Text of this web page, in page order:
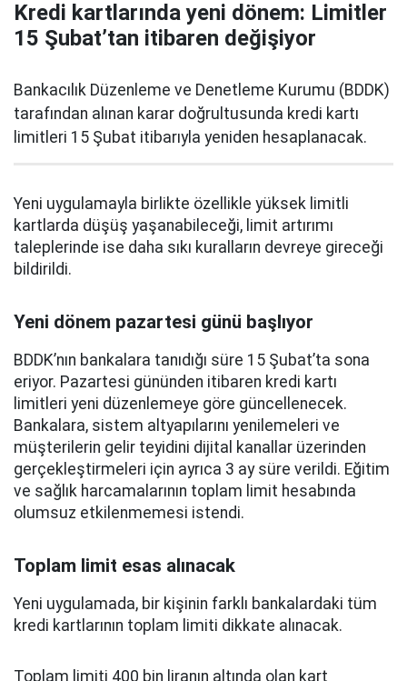
Kredi kartlarında yeni dönem: Limitler
15 Şubat’tan itibaren değişiyor
Bankacılık Düzenleme ve Denetleme Kurumu (BDDK)
tarafından alınan karar doğrultusunda kredi kartı
limitleri 15 Şubat itibarıyla yeniden hesaplanacak.
Yeni uygulamayla birlikte özellikle yüksek limitli
kartlarda düşüş yaşanabileceği, limit artırımı
taleplerinde ise daha sıkı kuralların devreye gireceği
bildirildi.
Yeni dönem pazartesi günü başlıyor
BDDK’nın bankalara tanıdığı süre 15 Şubat’ta sona
eriyor. Pazartesi gününden itibaren kredi kartı
limitleri yeni düzenlemeye göre güncellenecek.
Bankalara, sistem altyapılarını yenilemeleri ve
müşterilerin gelir teyidini dijital kanallar üzerinden
gerçekleştirmeleri için ayrıca 3 ay süre verildi. Eğitim
ve sağlık harcamalarının toplam limit hesabında
olumsuz etkilenmemesi istendi.
Toplam limit esas alınacak
Yeni uygulamada, bir kişinin farklı bankalardaki tüm
kredi kartlarının toplam limiti dikkate alınacak.
Toplam limiti 400 bin liranın altında olan kart